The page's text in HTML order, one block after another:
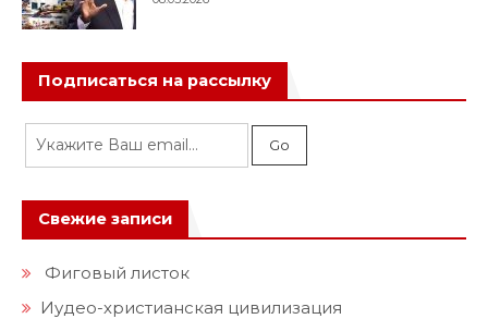
Подписаться на рассылку
Свежие записи
Фиговый листок
Иудео-христианская цивилизация